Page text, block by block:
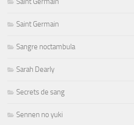
Saint Germain
Sangre noctambula
Sarah Dearly
Secrets de sang
Sennen no yuki